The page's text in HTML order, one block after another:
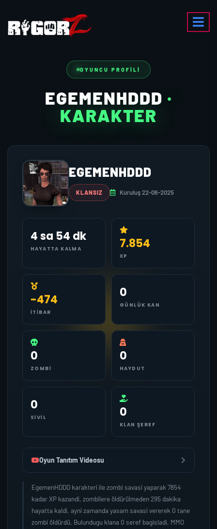
OYUNCU PROFILI
EGEMENHDDD ·
KARAKTER
EGEMENHDDD
KLANSIZ Kuruluş 22-06-2025
4 sa 54 dk
HAYATTA KALMA 7.854
XP
-474
İTIBAR
0
GÜNLÜK KAN
0
ZOMBI
0
HAYDUT
0
SIVIL 0
KLAN ŞEREF
Oyun Tanıtım Videosu
EgemenHDDD karakteri ile zombi savasi yaparak 7854
kadar XP kazandi, zombilere öldürülmeden 295 dakika
hayatta kaldi, ayni zamanda yasam savasi vererek 0 tane
zombi öldürdü. Bulundugu klana 0 seref bagisladi, MMO